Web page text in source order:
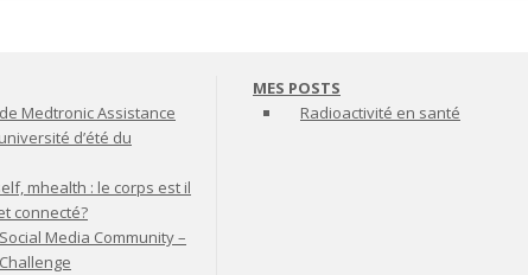
Medtronic Assistance
d’été du
mhealth : le corps est il
connecté?
Media Community –
MES POSTS
Radioactivité en santé